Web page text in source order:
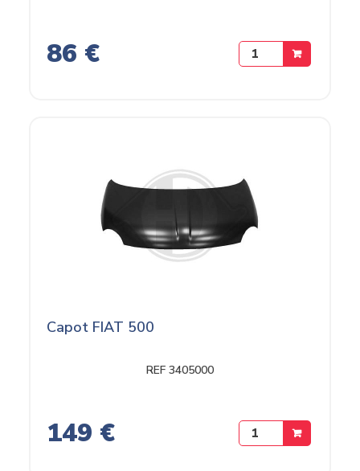
86 €
Capot FIAT 500
REF 3405000
149 €